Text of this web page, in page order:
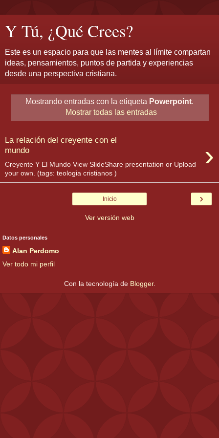
Y Tú, ¿Qué Crees?
Este es un espacio para que las mentes al límite compartan
ideas, pensamientos, puntos de partida y experiencias
desde una perspectiva cristiana.
Mostrando entradas con la etiqueta Powerpoint.
Mostrar todas las entradas
La relación del creyente con el
mundo
›
Creyente Y El Mundo View SlideShare presentation or Upload
your own. (tags: teologia cristianos )
›
Inicio
Ver versión web
Datos personales
Alan Perdomo
Ver todo mi perfil
Con la tecnología de Blogger.